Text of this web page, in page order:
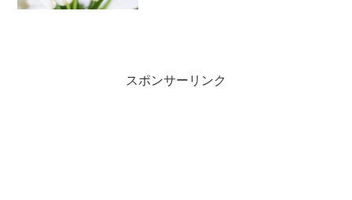
スポンサーリンク